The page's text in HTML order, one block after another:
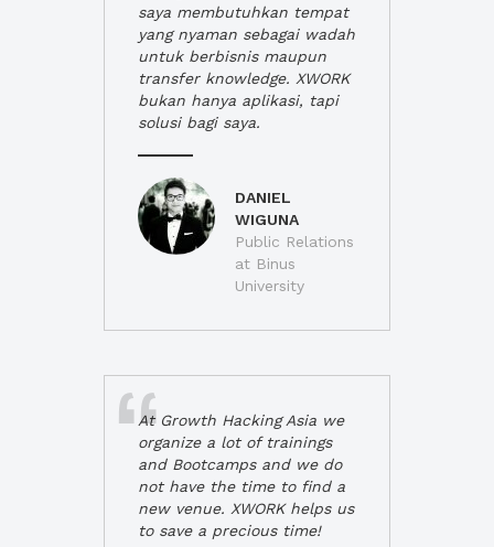
saya membutuhkan tempat
yang nyaman sebagai wadah
untuk berbisnis maupun
transfer knowledge. XWORK
bukan hanya aplikasi, tapi
solusi bagi saya.
DANIEL
WIGUNA
Public Relations
at Binus
University
At Growth Hacking Asia we
organize a lot of trainings
and Bootcamps and we do
not have the time to find a
new venue. XWORK helps us
to save a precious time!